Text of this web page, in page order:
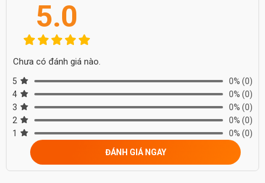
5.0
Chưa có đánh giá nào.
5 0% (0)
4
0% (0)
3
0% (0)
2
0% (0)
1
0% (0)
ĐÁNH GIÁ NGAY